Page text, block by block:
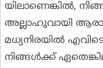
യിലാണെങ്കിൽ,
അല്ലാഹുവായി
മധ്യനിരയിൽ
നിങ്ങൾക്ക്